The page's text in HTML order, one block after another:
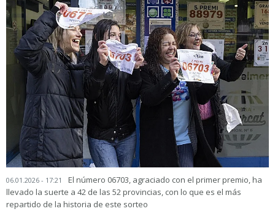
06.01.2026 - 17:21
El número 06703, agraciado con el primer premio, ha
llevado la suerte a 42 de las 52 provincias, con lo que es el más
repartido de la historia de este sorteo